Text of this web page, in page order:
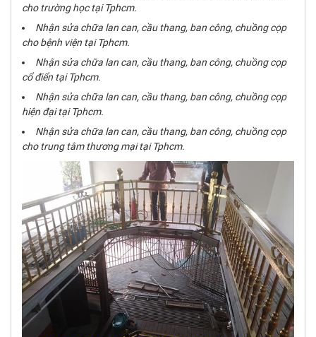
cho trường học tại Tphcm.
Nhận sửa chữa lan can, cầu thang, ban công, chuồng cọp
cho bệnh viện tại Tphcm.
Nhận sửa chữa lan can, cầu thang, ban công, chuồng cọp
cổ điển tại Tphcm.
Nhận sửa chữa lan can, cầu thang, ban công, chuồng cọp
hiện đại tại Tphcm.
Nhận sửa chữa lan can, cầu thang, ban công, chuồng cọp
cho trung tâm thương mại tại Tphcm.